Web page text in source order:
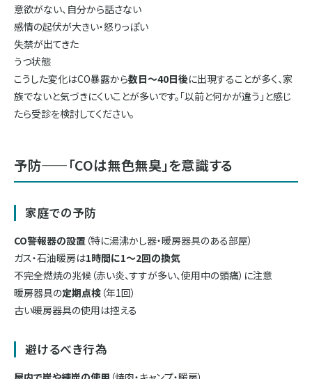
意欲がない、自分から話さない
感情の起伏が大きい・怒りっぽい
失禁が出てきた
うつ状態
こうした変化はCO暴露から数日〜40日後に出現することが多く、家
族でないと気づきにくいことが多いです。「以前と何かが違う」と感じ
たら受診を検討してください。
予防——「COは無色無臭」を意識する
家庭での予防
CO警報器の設置 （特に湯沸かし器・暖房器具のある部屋）
ガス・石油暖房は1時間に1〜2回の換気
不完全燃焼の兆候（赤い炎、すすが多い、使用中の頭痛）に注意
暖房器具の定期点検 （年1回）
古い暖房器具の使用は控える
避けるべき行為